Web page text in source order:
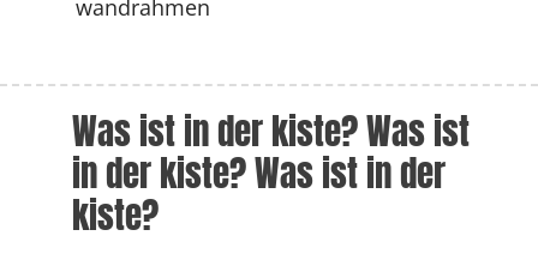
wandrahmen
Was ist in der kiste? Was ist
in der kiste? Was ist in der
kiste?